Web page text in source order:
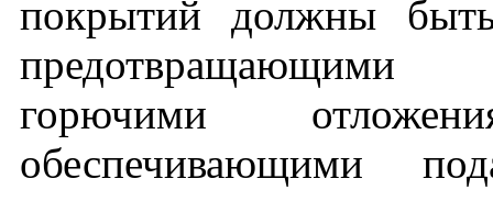
покрытий должны
предотвращающими
горючими
обеспечивающими